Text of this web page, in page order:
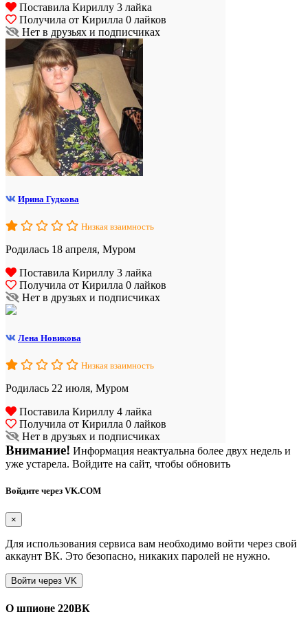
Поставила Кириллу 3 лайка
Получила от Кирилла 0 лайков
Нет в друзьях и подписчиках
Ирина Гудкова
Низкая взаимность
Родилась 18 апреля, Муром
Поставила Кириллу 3 лайка
Получила от Кирилла 0 лайков
Нет в друзьях и подписчиках
Лена Новикова
Низкая взаимность
Родилась 22 июля, Муром
Поставила Кириллу 4 лайка
Получила от Кирилла 0 лайков
Нет в друзьях и подписчиках
Внимание! Информация неактуальна более двух недель и
уже устарела. Войдите на сайт, чтобы обновить
Войдите через VK.COM
×
Для использования сервиса вам необходимо войти через свой
аккаунт ВК. Это безопасно, никаких паролей не нужно.
О шпионе 220ВК